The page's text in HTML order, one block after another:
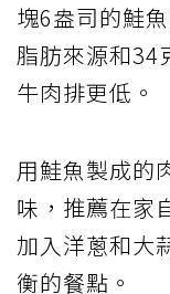
塊6盎司的鮭
脂肪來源和34
牛肉排更低。
用鮭魚製成的
味，推薦在家
加入洋蔥和大
衡的餐點。